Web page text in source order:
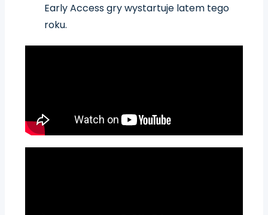
Early Access gry wystartuje latem tego
roku.